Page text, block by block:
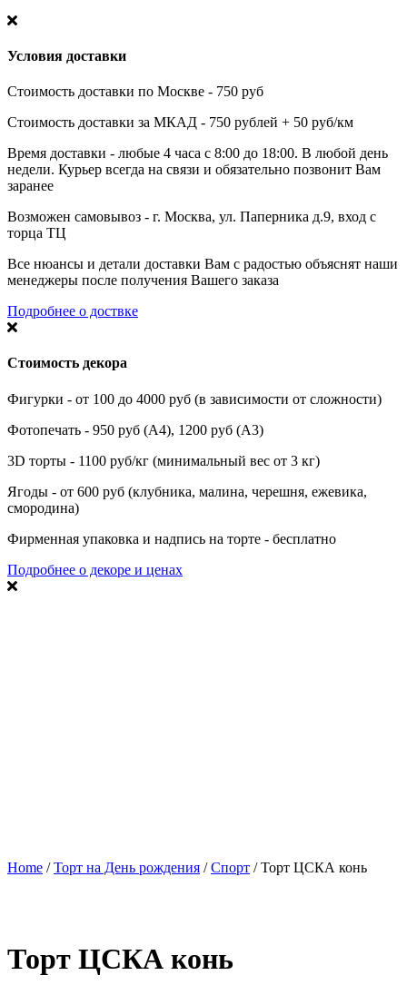
Условия доставки
Стоимость доставки по Москве - 750 руб
Стоимость доставки за МКАД - 750 рублей + 50 руб/км
Время доставки - любые 4 часа с 8:00 до 18:00. В любой день
недели. Курьер всегда на связи и обязательно позвонит Вам
заранее
Возможен самовывоз - г. Москва, ул. Паперника д.9, вход с
торца ТЦ
Все нюансы и детали доставки Вам с радостью объяснят наши
менеджеры после получения Вашего заказа
Подробнее о доствке
Стоимость декора
Фигурки - от 100 до 4000 руб (в зависимости от сложности)
Фотопечать - 950 руб (А4), 1200 руб (А3)
3D торты - 1100 руб/кг (минимальный вес от 3 кг)
Ягоды - от 600 руб (клубника, малина, черешня, ежевика,
смородина)
Фирменная упаковка и надпись на торте - бесплатно
Подробнее о декоре и ценах
Home /Торт на День рождения /Спорт / Торт ЦСКА конь
Торт ЦСКА конь